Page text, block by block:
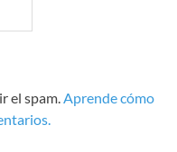
el spam.Aprende cómo